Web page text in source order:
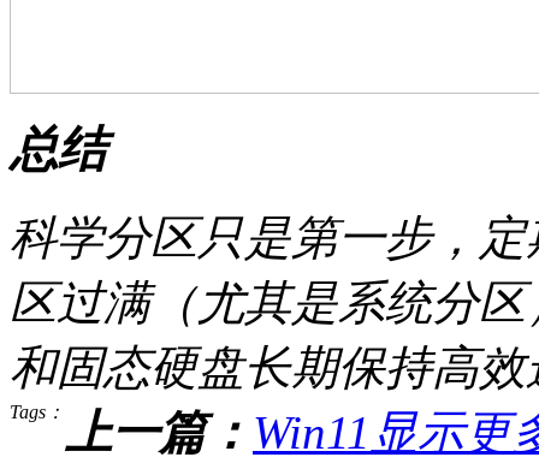
总结
科学分区只是第一步，
区过满（尤其是系统分区
和固态硬盘长期保持高效
Tags： 上一篇： Win11显示更